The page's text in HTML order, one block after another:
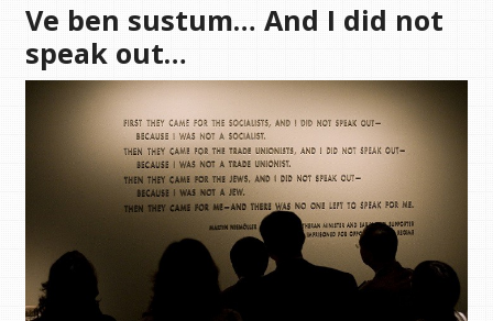
Ve ben sustum… And I did not
speak out…